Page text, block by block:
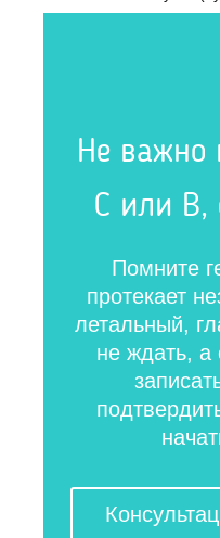
Не важно
С или В,
Помните
протекает
летальный,
не ждать, а